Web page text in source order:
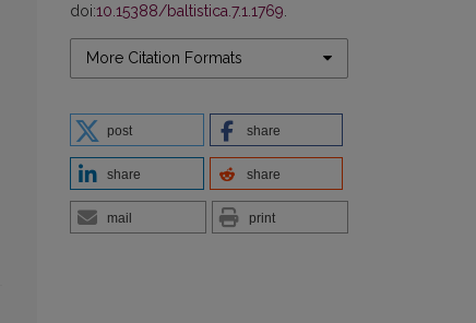
doi:10.15388/baltistica.7.1.1769
More Citation Formats
post share
share share
mail print